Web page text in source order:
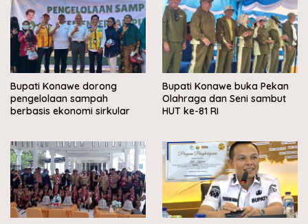
Bupati Konawe dorong
pengelolaan sampah
berbasis ekonomi sirkular
Bupati Konawe buka Pekan
Olahraga dan Seni sambut
HUT ke-81 RI